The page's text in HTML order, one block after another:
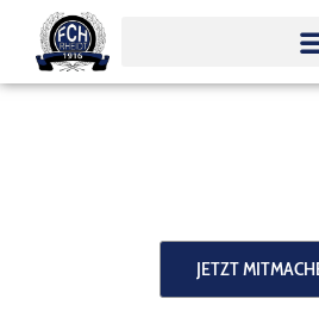
Inhalt
springen
JETZT